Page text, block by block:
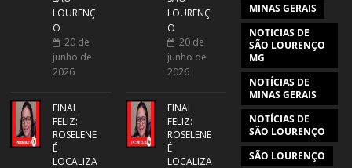
LOURENÇ
O
20 de
junho de
2026
FINAL
FELIZ:
ROSELENE
É
LOCALIZA
LOURENÇ
O
20 de
junho de
2026
FINAL
FELIZ:
ROSELENE
É
LOCALIZA
MINAS GERAIS
NOTICIAS DE
SÃO LOURENÇO
MG
NOTÍCIAS DE
MINAS GERAIS
NOTÍCIAS DE
SÃO LOURENÇO
SÃO LOURENÇO